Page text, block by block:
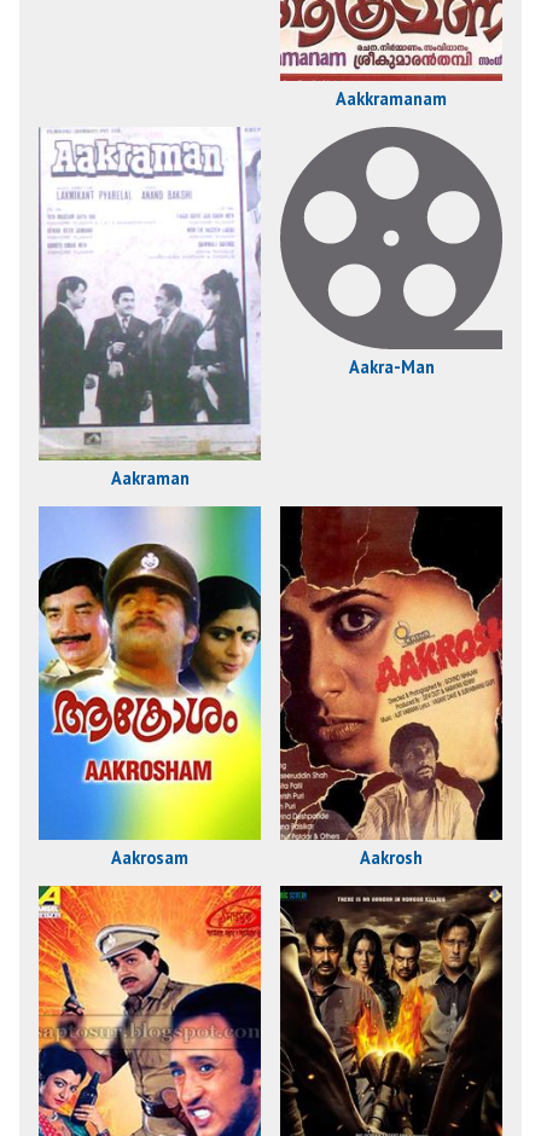
Aakkramanam
Aakraman
Aakra-Man
Aakrosam Aakrosh